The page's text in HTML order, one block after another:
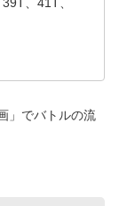
、41T、
」でバトルの流